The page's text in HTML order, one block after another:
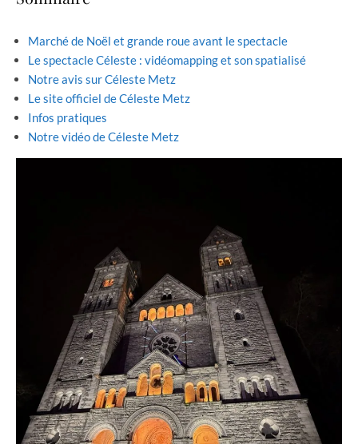
Marché de Noël et grande roue avant le spectacle
Le spectacle Céleste : vidéomapping et son spatialisé
Notre avis sur Céleste Metz
Le site officiel de Céleste Metz
Infos pratiques
Notre vidéo de Céleste Metz